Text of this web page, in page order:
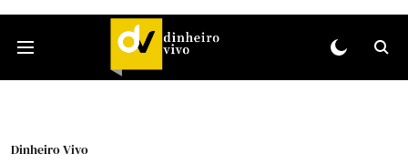
Dinheiro Vivo